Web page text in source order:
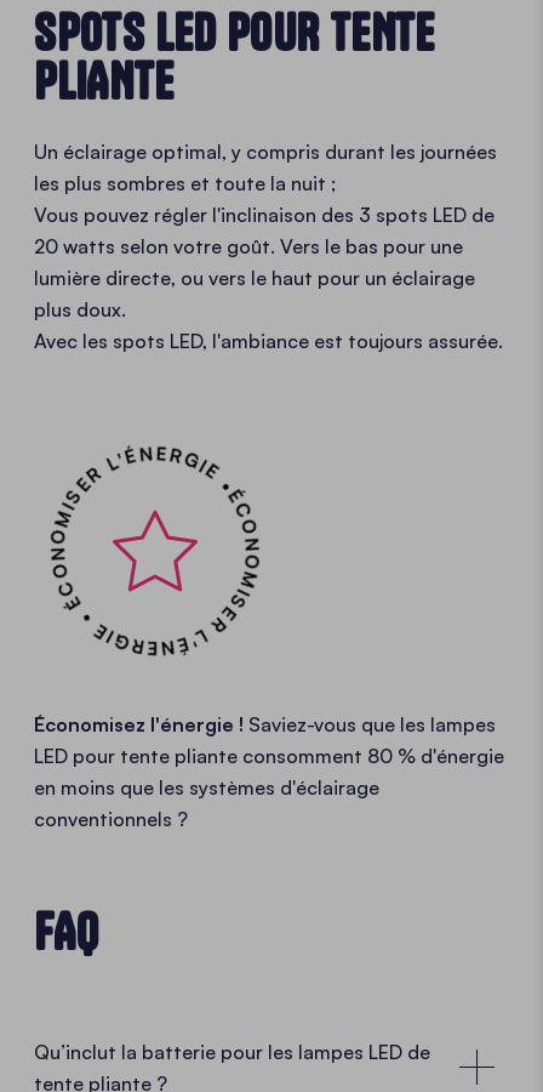
SPOTS LED POUR TENTE
PLIANTE
Un éclairage optimal, y compris durant les journées
les plus sombres et toute la nuit ;
Vous pouvez régler l'inclinaison des 3 spots LED de
20 watts selon votre goût. Vers le bas pour une
lumière directe, ou vers le haut pour un éclairage
plus doux.
Avec les spots LED, l'ambiance est toujours assurée.
ÉCONOMISER L'ÉNERGIE • ÉCONOMISER L'ÉNERGIE •
Économisez l'énergie ! Saviez-vous que les lampes
LED pour tente pliante consomment 80 % d'énergie
en moins que les systèmes d'éclairage
conventionnels ?
FAQ
Qu’inclut la batterie pour les lampes LED de
tente pliante ?